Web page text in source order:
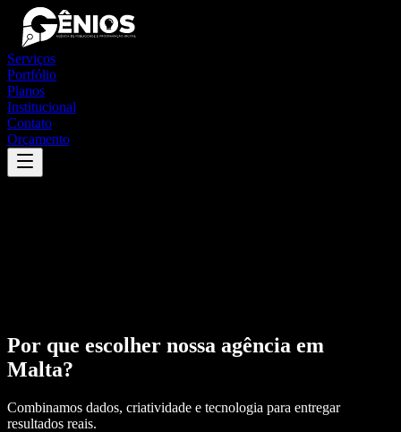
Serviços
Portfólio
Planos
Institucional
Contato
Orçamento
Por que escolher nossa agência em
Malta?
Combinamos dados, criatividade e tecnologia para entregar
resultados reais.